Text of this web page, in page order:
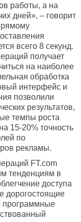
работы, а на
дней», – говорит
всего 8 секунд.
получает
на наиболее
обработка
интерфейс и
позволили
результатов,
темпы роста
15-20% точность
по
рекламы.
FT.com
тенденциям в
доступа
дорогостоящие
программные